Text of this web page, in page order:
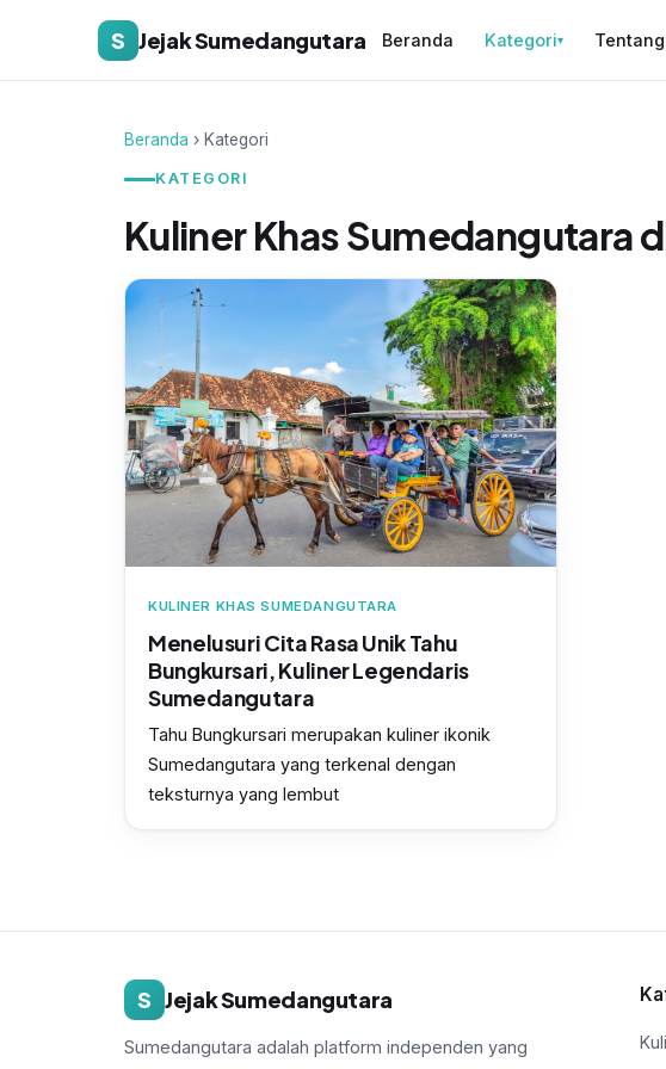
S Jejak Sumedangutara Beranda Kategori▾ Tentang
Beranda › Kategori
KATEGORI
Kuliner Khas Sumedangutara
KULINER KHAS SUMEDANGUTARA
Menelusuri Cita Rasa Unik Tahu
Bungkursari, Kuliner Legendaris
Sumedangutara
Tahu Bungkursari merupakan kuliner ikonik
Sumedangutara yang terkenal dengan
teksturnya yang lembut
S Jejak Sumedangutara
Sumedangutara adalah platform independen yang